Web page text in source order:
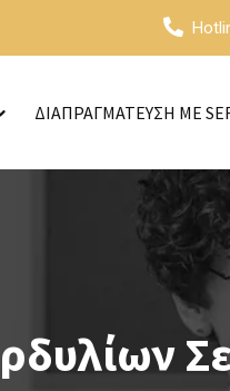
ΔΙΑΠΡΑΓΜΑΤΕΥΣΗ ΜΕ